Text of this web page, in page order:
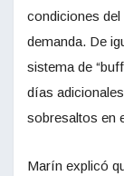
condiciones
demanda. De
sistema de
días
sobresaltos en
Marín explicó